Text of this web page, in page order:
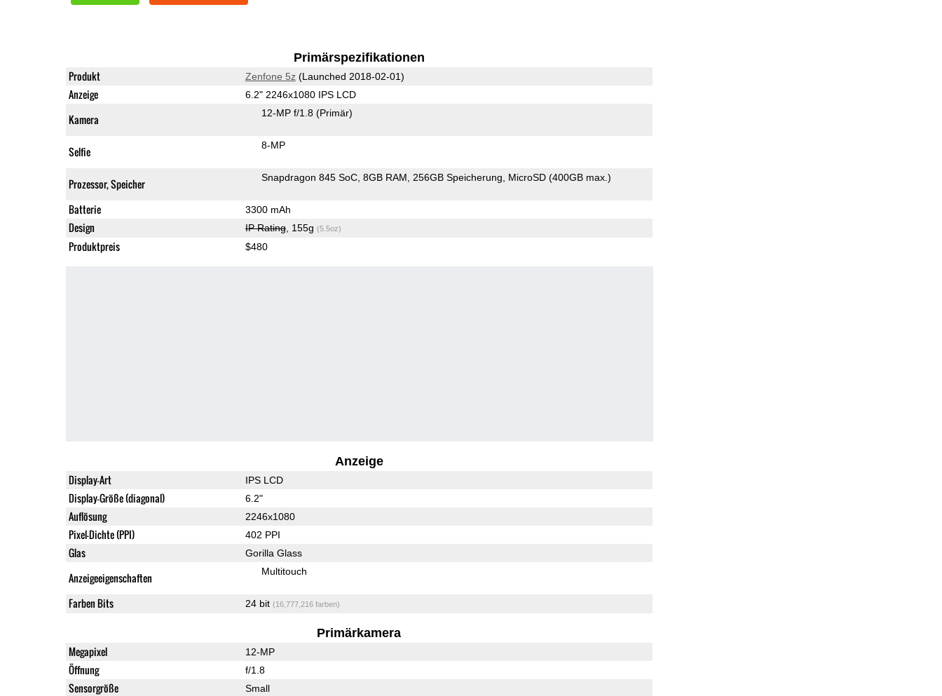
Primärspezifikationen
Produkt Zenfone 5z(Launched 2018-02-01)
Anzeige 6.2" 2246x1080 IPS LCD
Kamera 12-MP f/1.8 (Primär)
Selfie 8-MP
Prozessor, Speicher Snapdragon 845 SoC 8GB RAM 256GB Speicherung MicroSD (400GB max.)
Batterie 3300 mAh
Design IP Rating, 155g (5.5oz)
Produktpreis $480
Anzeige
Display-Art IPS LCD
Display-Größe (diagonal) 6.2"
Auflösung 2246x1080
Pixel-Dichte (PPI) 402 PPI
Glas Gorilla Glass
Anzeigeeigenschaften Multitouch
Farben Bits 24 bit (16,777,216 farben)
Primärkamera
Megapixel 12-MP
Öffnung f/1.8
Sensorgröße Small